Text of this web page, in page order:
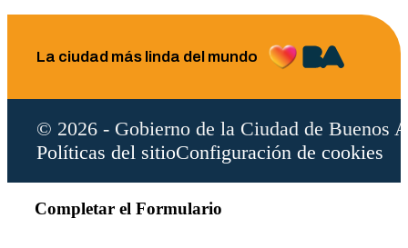
La ciudad más linda del mundo
© 2026 - Gobierno de la Ciudad de Buenos
Políticas del sitioConfiguración de cookies
Completar el Formulario